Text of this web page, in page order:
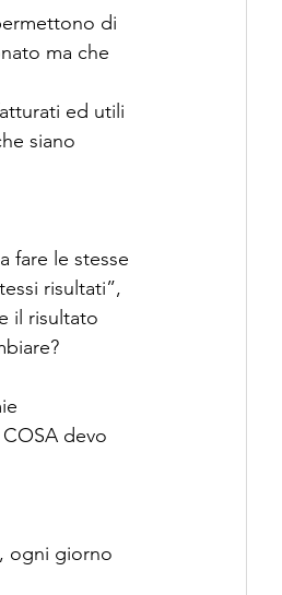
di
ma che
ed utili
siano
fare le stesse
risultati”,
il risultato
devo
ogni giorno